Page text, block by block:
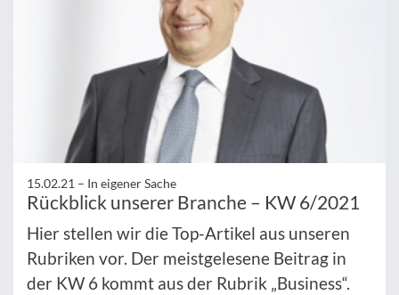
15.02.21 – In eigener Sache
Rückblick unserer Branche – KW 6/2021
Hier stellen wir die Top-Artikel aus unseren
Rubriken vor. Der meistgelesene Beitrag in
der KW 6 kommt aus der Rubrik „Business“.